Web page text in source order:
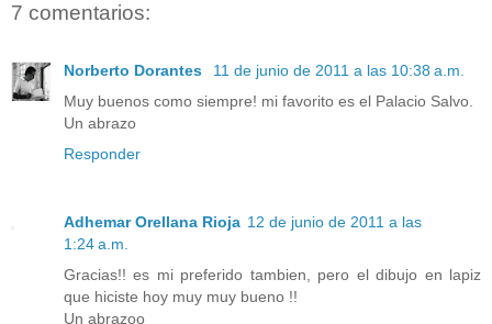
7 comentarios:
Norberto Dorantes
11 de junio de 2011 a las 10:38 a.m.
Muy buenos como siempre! mi favorito es el Palacio Salvo.
Un abrazo
Responder
Adhemar Orellana Rioja 12 de junio de 2011 a las
1:24 a.m.
Gracias!! es mi preferido tambien, pero el dibujo en lapiz
que hiciste hoy muy muy bueno !!
Un abrazoo